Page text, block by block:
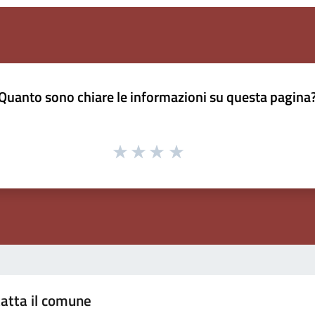
sono chiare le informazioni su questa
il comune